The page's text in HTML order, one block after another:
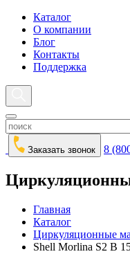
Каталог
О компании
Блог
Контакты
Поддержка
Заказать звонок 8
Главная
Каталог
Циркуляционные
Shell Morlina S2 B